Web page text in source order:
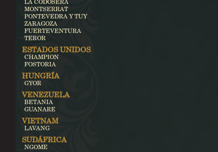
MONTSERRAT
PONTEVEDRA Y TUY
ZARAGOZA
FUERTEVENTURA
TEROR
ESTADOS UNIDOS
CHAMPION
FOSTORIA
HUNGRÍA
GYOR
VENEZUELA
BETANIA
GUANARE
VIETNAM
LAVANG
SUDÁFRICA
NGOME